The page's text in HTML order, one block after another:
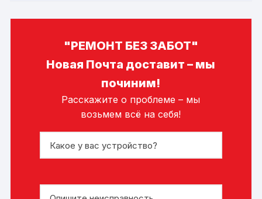
"РЕМОНТ БЕЗ ЗАБОТ"
Новая Почта доставит – мы
починим!
Расскажите о проблеме – мы
возьмем всё на себя!